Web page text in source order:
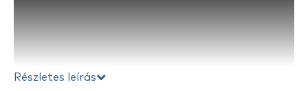
Részletes leírás